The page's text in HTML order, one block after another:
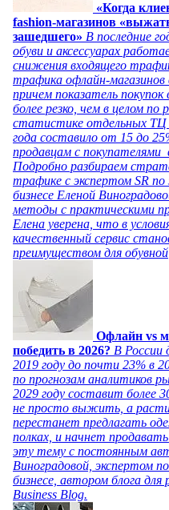
«Когда
fashion-магазинов
зашедшего» В последние
обуви и аксессуарах
снижения входящего
трафика офлайн-магазинов
причем показатель
более резко, чем в целом
статистике отдельных ТЦ
года составило от 15 до
продавцам с покупателями
Подробно разбираем
трафике с экспертом SR
бизнесе Еленой
методы с практическими
Елена уверена, что в
качественный сервис
преимуществом для обувной
Офлайн vs
победить в 2026? В России
2019 году до почти 23% в
по прогнозам аналитиков
2029 году составит
не просто выжить, а расти
перестанет предлагать
полках, и начнет
эту тему с постоянным
Виноградовой, экспертом
бизнесе, автором блога
Business Blog.